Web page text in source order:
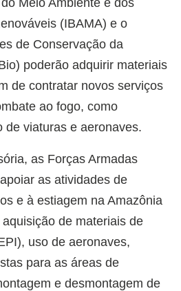
(IBAMA) e o
de Conservação da
poderão adquirir materiais
de contratar novos serviços
ao fogo, como
de viaturas e aeronaves.
as Forças Armadas
as atividades de
e à estiagem na Amazônia
de materiais de
uso de aeronaves,
para as áreas de
e desmontagem de